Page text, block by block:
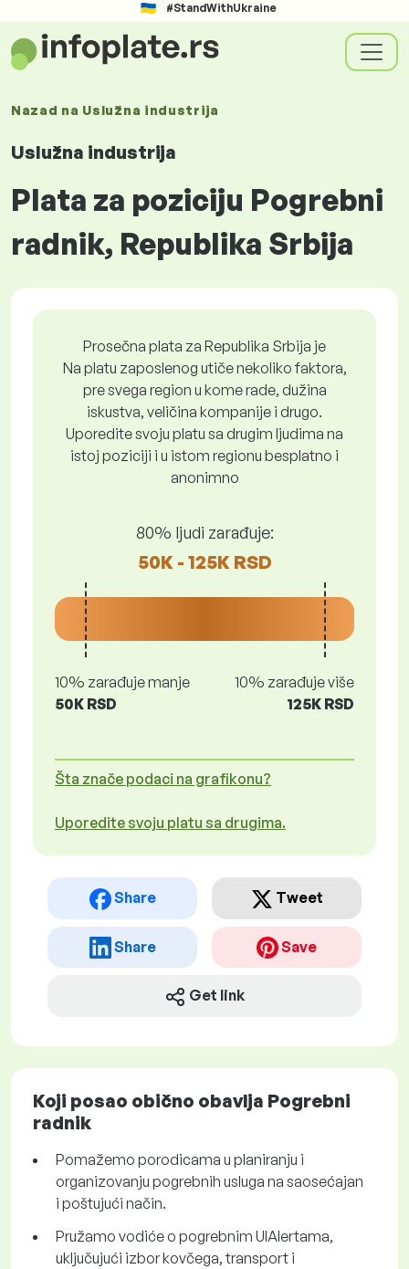
#StandWithUkraine
Nazad na Uslužna industrija
Uslužna industrija
Plata za poziciju Pogrebni
radnik, Republika Srbija
Prosečna plata za Republika Srbija je
Na platu zaposlenog utiče nekoliko faktora,
pre svega region u kome rade, dužina
iskustva, veličina kompanije i drugo.
Uporedite svoju platu sa drugim ljudima na
istoj poziciji i u istom regionu besplatno i
anonimno
80% ljudi zarađuje:
50K - 125K RSD
10% zarađuje manje
50K RSD
10% zarađuje više
125K RSD
Šta znače podaci na grafikonu?
Uporedite svoju platu sa drugima.
Share Tweet
Share Save
Get link
Koji posao obično obavlja Pogrebni
radnik
Pomažemo porodicama u planiranju i
organizovanju pogrebnih usluga na saosećajan
i poštujući način.
Pružamo vodiće o pogrebnim UIAlertama,
uključujući izbor kovčega, transport i